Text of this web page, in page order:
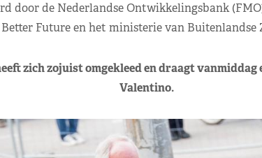
door de Nederlandse Ontwikkelingsbank
Better Future en het ministerie van Buitenlandse
zich zojuist omgekleed en draagt vanmiddag
Valentino.